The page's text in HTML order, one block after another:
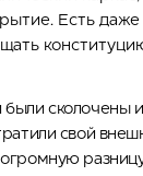
для гостей
коррупции
Есть даже
сколочены
свой